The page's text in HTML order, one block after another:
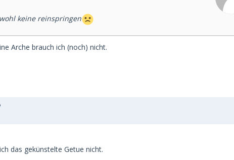
keine reinspringen
Arche brauch ich (noch) nicht.
das gekünstelte Getue nicht.